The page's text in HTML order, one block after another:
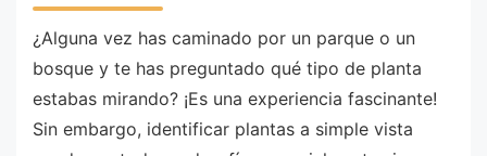
¿Alguna vez has caminado por un parque o un
bosque y te has preguntado qué tipo de planta
estabas mirando? ¡Es una experiencia fascinante!
Sin embargo, identificar plantas a simple vista